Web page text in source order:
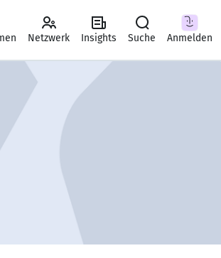
Netzwerk Insights Suche Anmelden